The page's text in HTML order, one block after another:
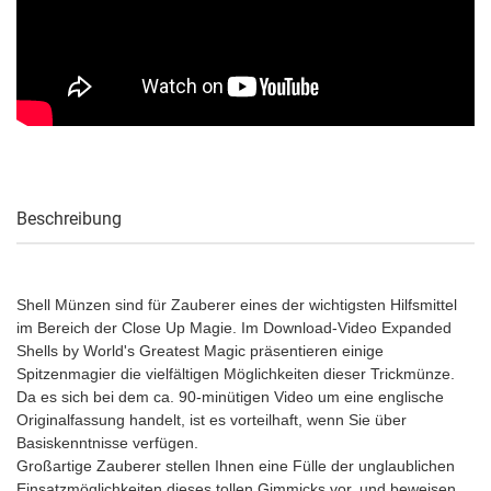
Beschreibung
Shell Münzen sind für Zauberer eines der wichtigsten Hilfsmittel
im Bereich der Close Up Magie. Im Download-Video Expanded
Shells by World's Greatest Magic präsentieren einige
Spitzenmagier die vielfältigen Möglichkeiten dieser Trickmünze.
Da es sich bei dem ca. 90-minütigen Video um eine englische
Originalfassung handelt, ist es vorteilhaft, wenn Sie über
Basiskenntnisse verfügen.
Großartige Zauberer stellen Ihnen eine Fülle der unglaublichen